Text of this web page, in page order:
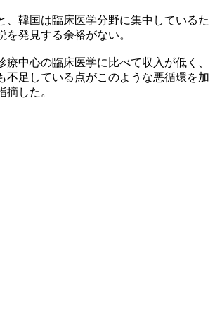
、韓国は臨床医学分野に集中しているた
を発見する余裕がない。
療中心の臨床医学に比べて収入が低く、
不足している点がこのような悪循環を加
摘した。